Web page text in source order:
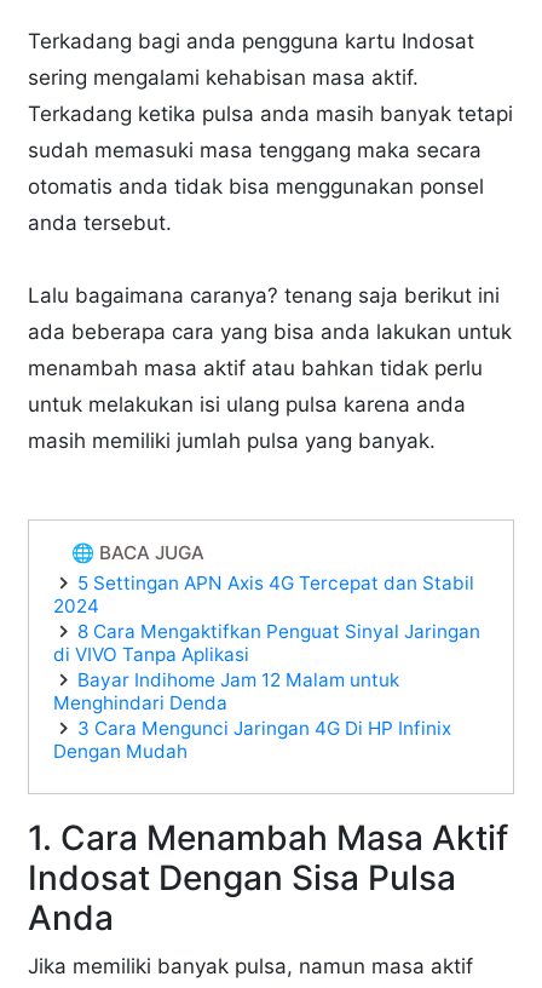
Terkadang bagi anda pengguna kartu Indosat
sering mengalami kehabisan masa aktif.
Terkadang ketika pulsa anda masih banyak tetapi
sudah memasuki masa tenggang maka secara
otomatis anda tidak bisa menggunakan ponsel
anda tersebut.
Lalu bagaimana caranya? tenang saja berikut ini
ada beberapa cara yang bisa anda lakukan untuk
menambah masa aktif atau bahkan tidak perlu
untuk melakukan isi ulang pulsa karena anda
masih memiliki jumlah pulsa yang banyak.
🌐 BACA JUGA
5 Settingan APN Axis 4G Tercepat dan Stabil
2024
8 Cara Mengaktifkan Penguat Sinyal Jaringan
di VIVO Tanpa Aplikasi
Bayar Indihome Jam 12 Malam untuk
Menghindari Denda
3 Cara Mengunci Jaringan 4G Di HP Infinix
Dengan Mudah
1. Cara Menambah Masa Aktif
Indosat Dengan Sisa Pulsa
Anda
Jika memiliki banyak pulsa, namun masa aktif